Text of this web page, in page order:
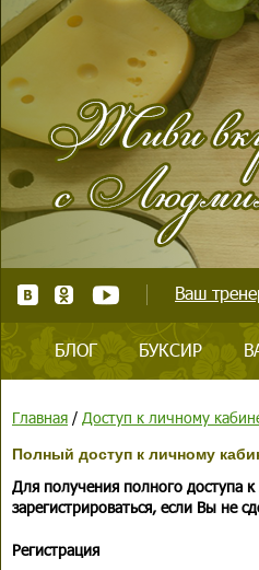
Ваш
БЛОГ БУКСИР
Главная / Доступ к личному
Полный доступ к личному
Для получения полного доступа
зарегистрироваться, если Вы не
Регистрация